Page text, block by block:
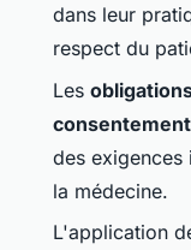
dans leur
respect du
Les
des
la médecine.
L'application